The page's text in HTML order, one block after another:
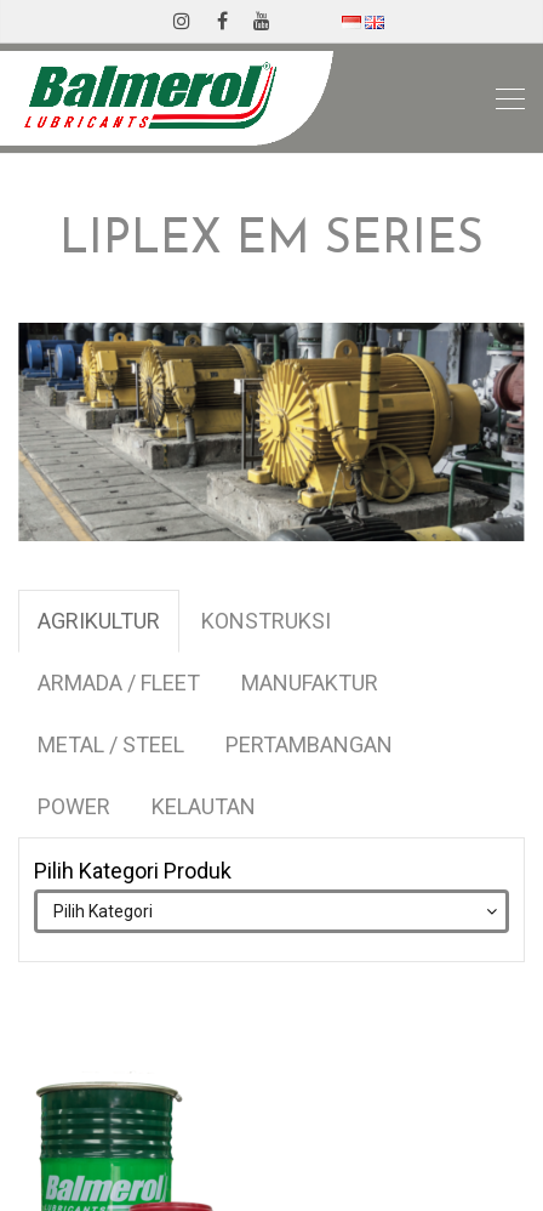
LIPLEX EM SERIES
AGRIKULTUR KONSTRUKSI
ARMADA / FLEET MANUFAKTUR
METAL / STEEL PERTAMBANGAN
POWER KELAUTAN
Pilih Kategori Produk